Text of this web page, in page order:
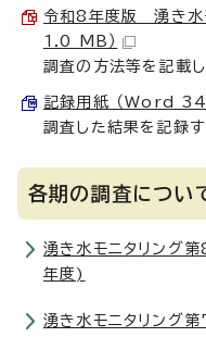
令和8年度版 湧き水
1.0 MB）
調査の方法等を記載し
記録用紙 （Word
調査した結果を記録す
各期の調査につい
湧き水モニタリング
年度)
湧き水モニタリング